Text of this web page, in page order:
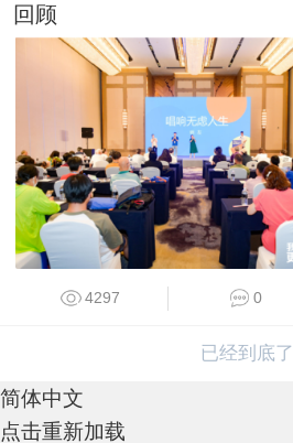
回顾
4297 0
已经到底了
简体中文
点击重新加载